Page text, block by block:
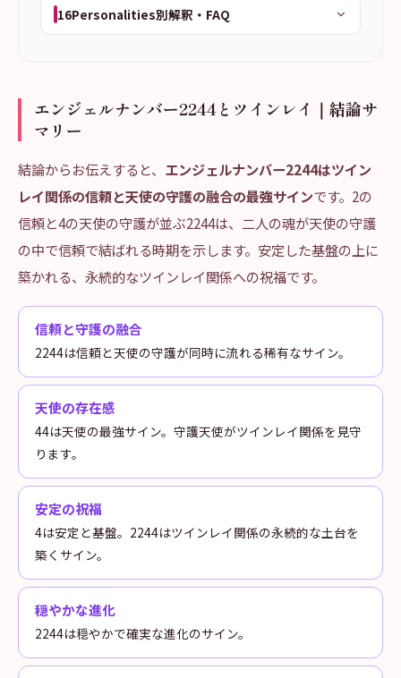
16Personalities別解釈・FAQ
エンジェルナンバー2244とツインレイ｜結論サ
マリー
結論からお伝えすると、 エンジェルナンバー2244はツイン
レイ関係の信頼と天使の守護の融合の最強サインです。2の
信頼と4の天使の守護が並ぶ2244は、二人の魂が天使の守護
の中で信頼で結ばれる時期を示します。安定した基盤の上に
築かれる、永続的なツインレイ関係への祝福です。
信頼と守護の融合
2244は信頼と天使の守護が同時に流れる稀有なサイン。
天使の存在感
44は天使の最強サイン。守護天使がツインレイ関係を見守
ります。
安定の祝福
4は安定と基盤。2244はツインレイ関係の永続的な土台を
築くサイン。
穏やかな進化
2244は穏やかで確実な進化のサイン。